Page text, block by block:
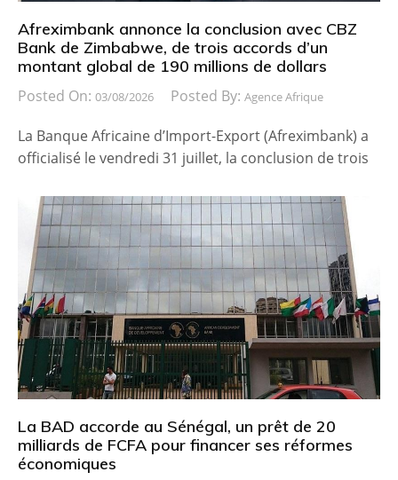
Afreximbank annonce la conclusion avec CBZ
Bank de Zimbabwe, de trois accords d’un
montant global de 190 millions de dollars
Posted On: 03/08/2026 Posted By: Agence Afrique
La Banque Africaine d’Import-Export (Afreximbank) a
officialisé le vendredi 31 juillet, la conclusion de trois
La BAD accorde au Sénégal, un prêt de 20
milliards de FCFA pour financer ses réformes
économiques